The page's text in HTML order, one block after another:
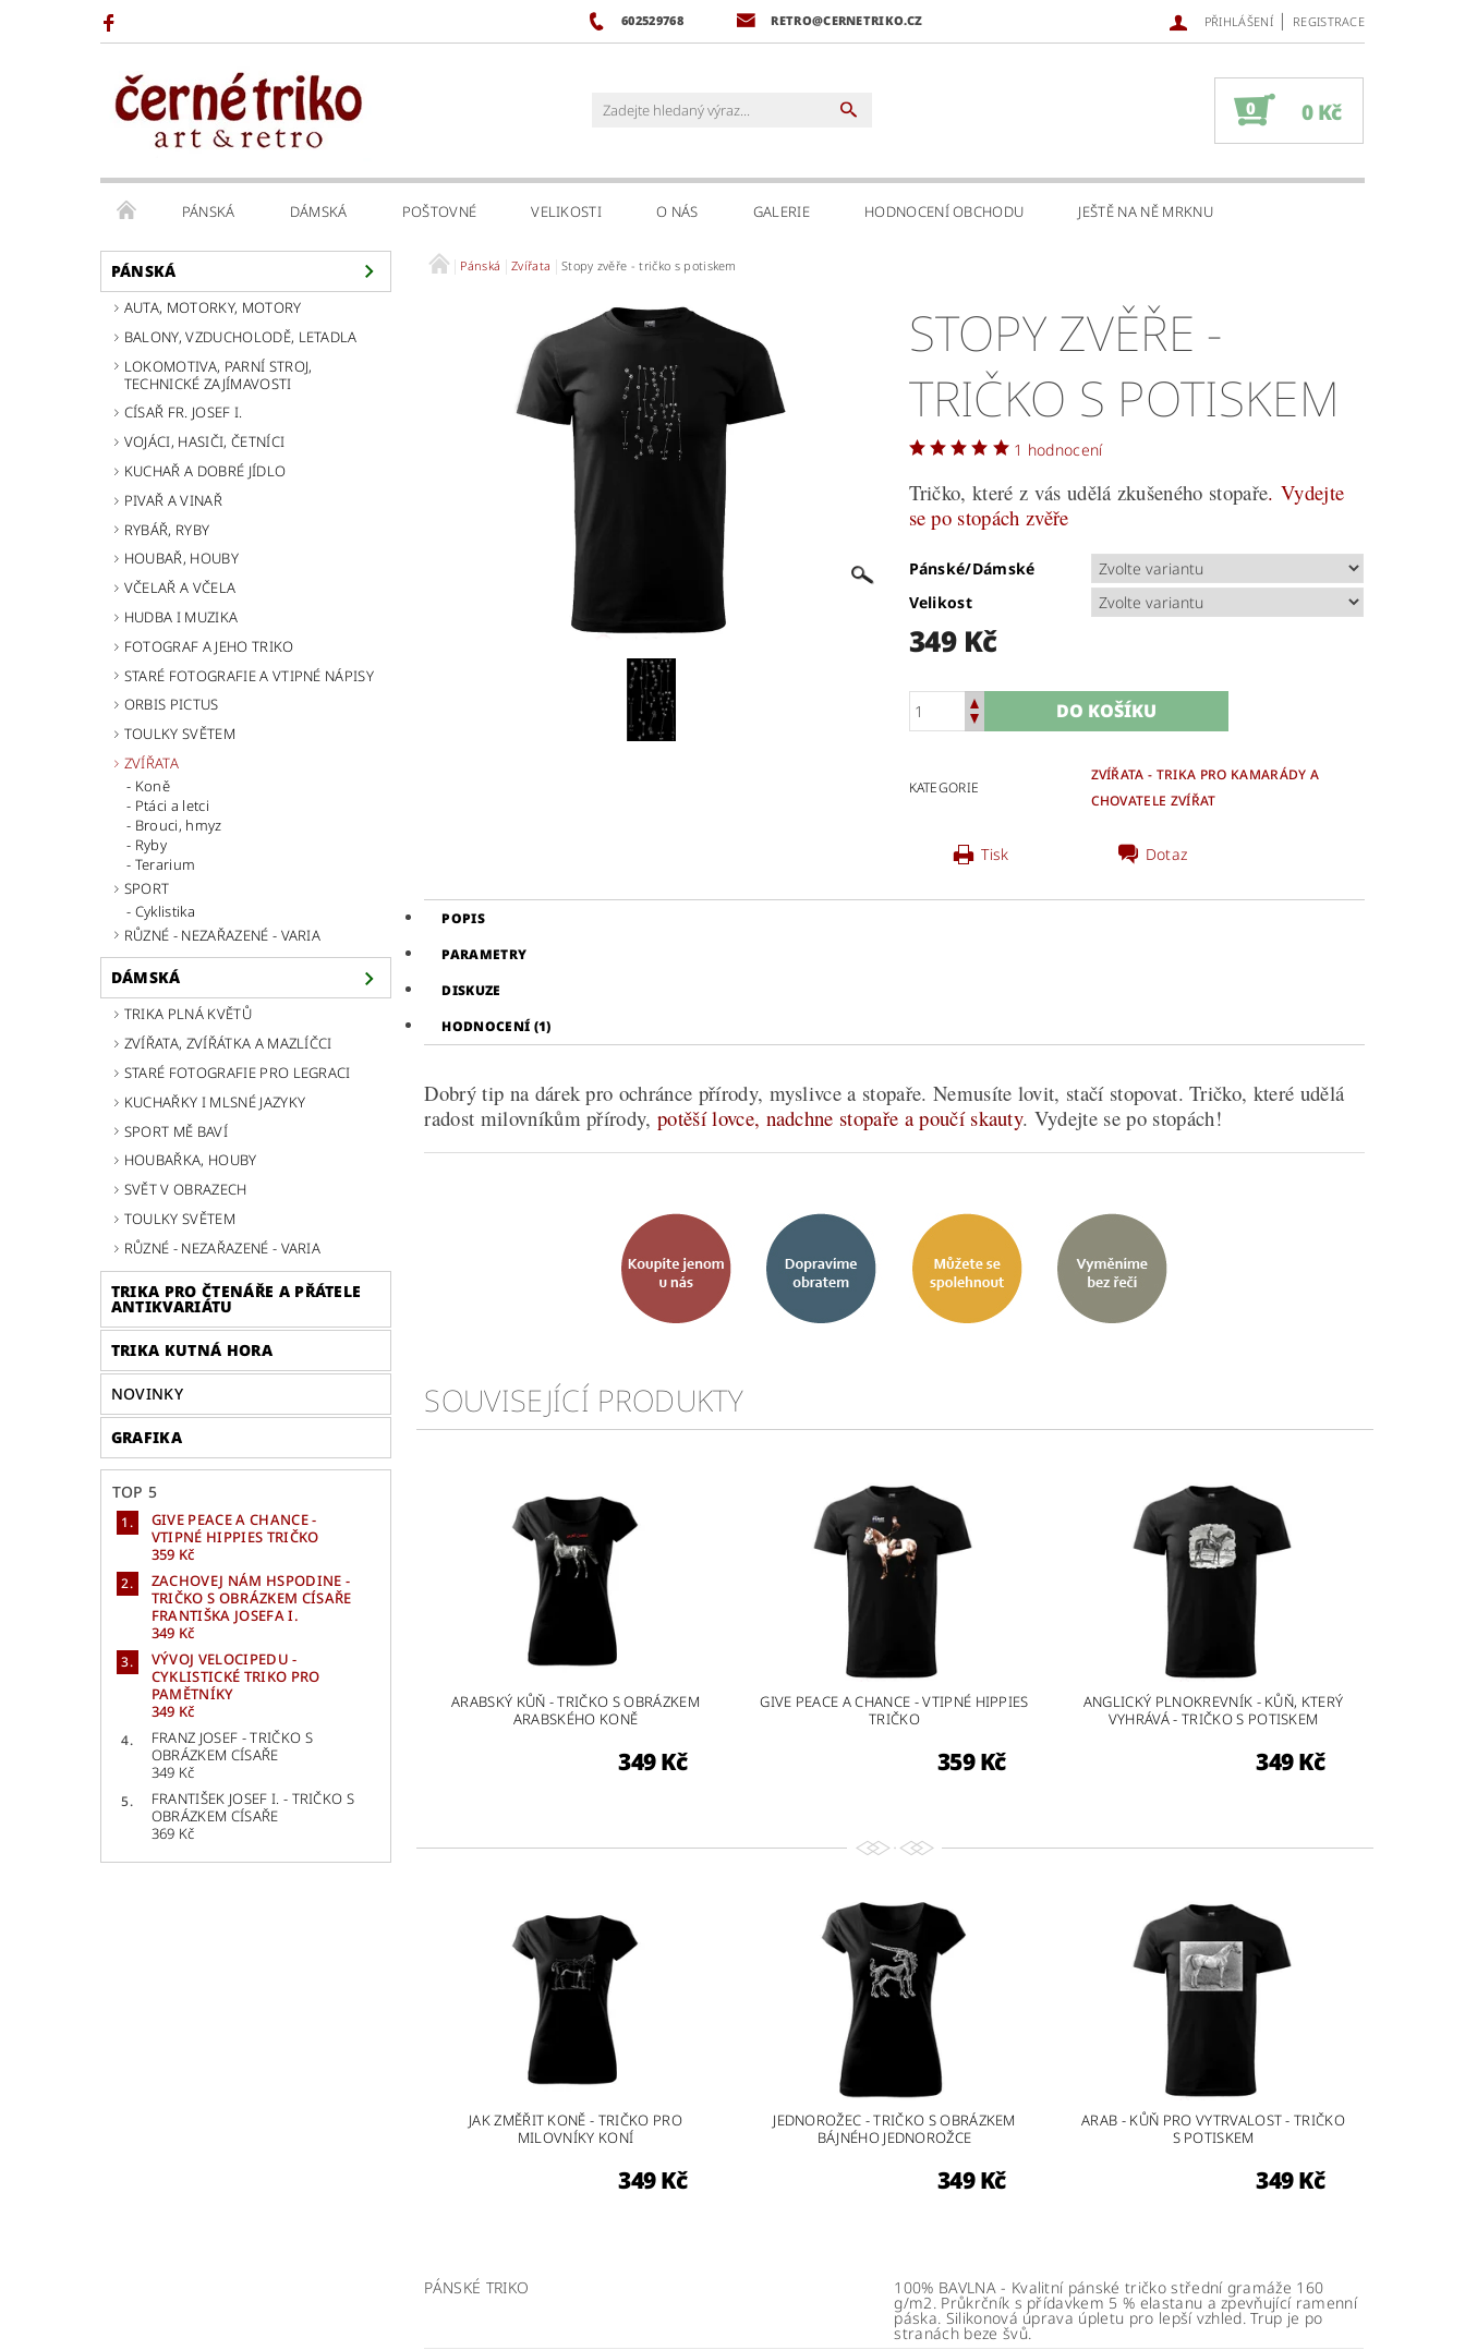
602529768 RETRO@CERNETRIKO.CZ PŘIHLÁŠENÍ | REGISTRACE
0 0 Kč
PÁNSKÁ DÁMSKÁ POŠTOVNÉ VELIKOSTI O NÁS GALERIE HODNOCENÍ OBCHODU JEŠTĚ NA NĚ MRKNU
PÁNSKÁ
AUTA, MOTORKY, MOTORY
BALONY, VZDUCHOLODĚ, LETADLA
LOKOMOTIVA, PARNÍ STROJ,
TECHNICKÉ ZAJÍMAVOSTI
CÍSAŘ FR. JOSEF I.
VOJÁCI, HASIČI, ČETNÍCI
KUCHAŘ A DOBRÉ JÍDLO
PIVAŘ A VINAŘ
RYBÁŘ, RYBY
HOUBAŘ, HOUBY
VČELAŘ A VČELA
HUDBA I MUZIKA
FOTOGRAF A JEHO TRIKO
STARÉ FOTOGRAFIE A VTIPNÉ NÁPISY
ORBIS PICTUS
TOULKY SVĚTEM
ZVÍŘATA
Koně
Ptáci a letci
Brouci, hmyz
Ryby
Terarium
SPORT
Cyklistika
RŮZNÉ - NEZAŘAZENÉ - VARIA
DÁMSKÁ
TRIKA PLNÁ KVĚTŮ
ZVÍŘATA, ZVÍŘÁTKA A MAZLÍČCI
STARÉ FOTOGRAFIE PRO LEGRACI
KUCHAŘKY I MLSNÉ JAZYKY
SPORT MĚ BAVÍ
HOUBAŘKA, HOUBY
SVĚT V OBRAZECH
TOULKY SVĚTEM
RŮZNÉ - NEZAŘAZENÉ - VARIA
TRIKA PRO ČTENÁŘE A PŘÁTELE
ANTIKVARIÁTU
TRIKA KUTNÁ HORA
NOVINKY
GRAFIKA
TOP 5
GIVE PEACE A CHANCE -
VTIPNÉ HIPPIES TRIČKO
359 Kč
ZACHOVEJ NÁM HSPODINE -
TRIČKO S OBRÁZKEM CÍSAŘE
FRANTIŠKA JOSEFA I.
349 Kč
VÝVOJ VELOCIPEDU -
CYKLISTICKÉ TRIKO PRO
PAMĚTNÍKY
349 Kč
FRANZ JOSEF - TRIČKO S
OBRÁZKEM CÍSAŘE
349 Kč
FRANTIŠEK JOSEF I. - TRIČKO S
OBRÁZKEM CÍSAŘE
369 Kč
Pánská Zvířata Stopy zvěře - tričko s potiskem
STOPY ZVĚŘE -
TRIČKO S POTISKEM
1 hodnocení
Tričko, které z vás udělá zkušeného stopaře. Vydejte
se po stopách zvěře
Pánské/Dámské
Velikost
349 Kč
KATEGORIE
ZVÍŘATA - TRIKA PRO KAMARÁDY A
CHOVATELE ZVÍŘAT
Tisk Dotaz
POPIS
PARAMETRY
DISKUZE
HODNOCENÍ (1)
Dobrý tip na dárek pro ochránce přírody, myslivce a stopaře. Nemusíte lovit, stačí stopovat. Tričko, které udělá
radost milovníkům přírody,potěší lovce, nadchne stopaře a poučí skauty. Vydejte se po stopách!
SOUVISEJÍCÍ PRODUKTY
ARABSKÝ KŮŇ - TRIČKO S OBRÁZKEM
ARABSKÉHO KONĚ
349 Kč
GIVE PEACE A CHANCE - VTIPNÉ HIPPIES
TRIČKO
359 Kč
ANGLICKÝ PLNOKREVNÍK - KŮŇ, KTERÝ
VYHRÁVÁ - TRIČKO S POTISKEM
349 Kč
JAK ZMĚŘIT KONĚ - TRIČKO PRO
MILOVNÍKY KONÍ
349 Kč
JEDNOROŽEC - TRIČKO S OBRÁZKEM
BÁJNÉHO JEDNOROŽCE
349 Kč
ARAB - KŮŇ PRO VYTRVALOST - TRIČKO
S POTISKEM
349 Kč
PÁNSKÉ TRIKO 100% BAVLNA - Kvalitní pánské tričko střední gramáže 160
g/m2. Průkrčník s přídavkem 5 % elastanu a zpevňující ramenní
páska. Silikonová úprava úpletu pro lepší vzhled. Trup je po
stranách beze švů.